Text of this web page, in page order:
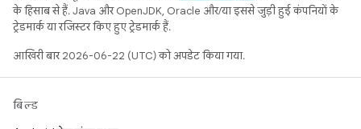
के हिसाब से हैं. Java और OpenJDK, Oracle और/या इससे जुड़ी हुई कंपनियों के
ट्रेडमार्क या रजिस्टर किए हुए ट्रेडमार्क हैं.
आखिरी बार 2026-06-22 (UTC) को अपडेट किया गया.
बिल्ड